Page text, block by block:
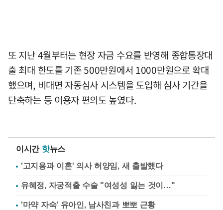
또 지난 4월부터는 현장 자금 수요를 반영해 종합통장대
출 최대 한도를 기존 500만원에서 1000만원으로 확대
했으며, 비대면 자동심사 시스템을 도입해 심사 기간을
단축하는 등 이용자 편의도 높였다.
이시간 핫뉴스
'고지용과 이혼' 의사 허양임, 새 출발했다
유혜정, 자궁적출 수술 "여성성 잃는 것이…"
'마약 자숙' 유아인, 남사친과 뽀뽀 근황